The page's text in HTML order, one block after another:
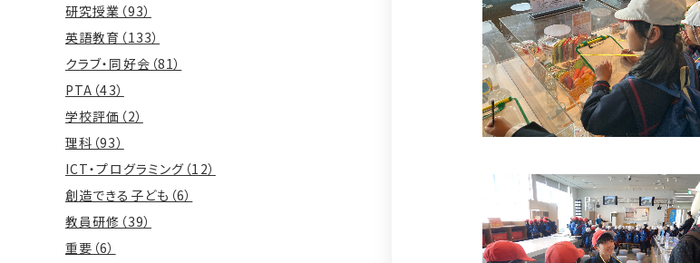
研究授業（93）
英語教育（133）
クラブ・同好会（81）
PTA（43）
学校評価（2）
理科（93）
ICT・プログラミング（12）
創造できる子ども（6）
教員研修（39）
重要（6）